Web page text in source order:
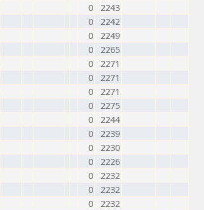
0 2243
0 2242
0 2249
0 2265
0 2271
0 2271
0 2271
0 2275
0 2244
0 2239
0 2230
0 2226
0 2232
0 2232
0 2232